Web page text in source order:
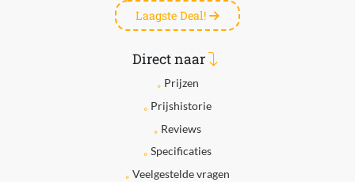
Laagste Deal!
Direct naar
Prijzen
Prijshistorie
Reviews
Specificaties
Veelgestelde vragen